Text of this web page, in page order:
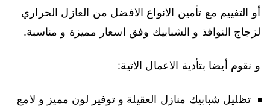
أو التفييم مع تأمين الانواع الافضل من العازل الحراري
لزجاج النوافذ و الشبابيك وفق اسعار مميزة و مناسبة.
و نقوم أيضا بتأدية الاعمال الاتية:
تظليل شبابيك منازل العقيلة و توفير لون مميز و لامع